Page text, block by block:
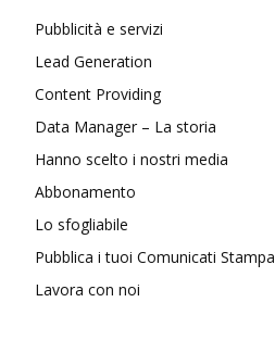
Pubblicità e servizi
Lead Generation
Content Providing
Data Manager – La storia
Hanno scelto i nostri media
Abbonamento
Lo sfogliabile
Pubblica i tuoi Comunicati Stampa
Lavora con noi